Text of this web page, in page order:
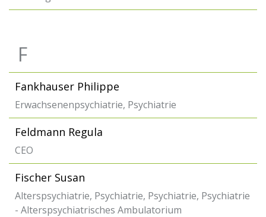
F
Fankhauser Philippe
Erwachsenenpsychiatrie, Psychiatrie
Feldmann Regula
CEO
Fischer Susan
Alterspsychiatrie, Psychiatrie, Psychiatrie, Psychiatrie
- Alterspsychiatrisches Ambulatorium